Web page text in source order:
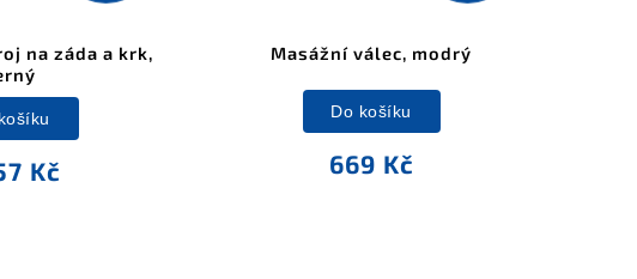
na záda a krk,
Kč
Masážní válec, modrý
669 Kč
Do košíku